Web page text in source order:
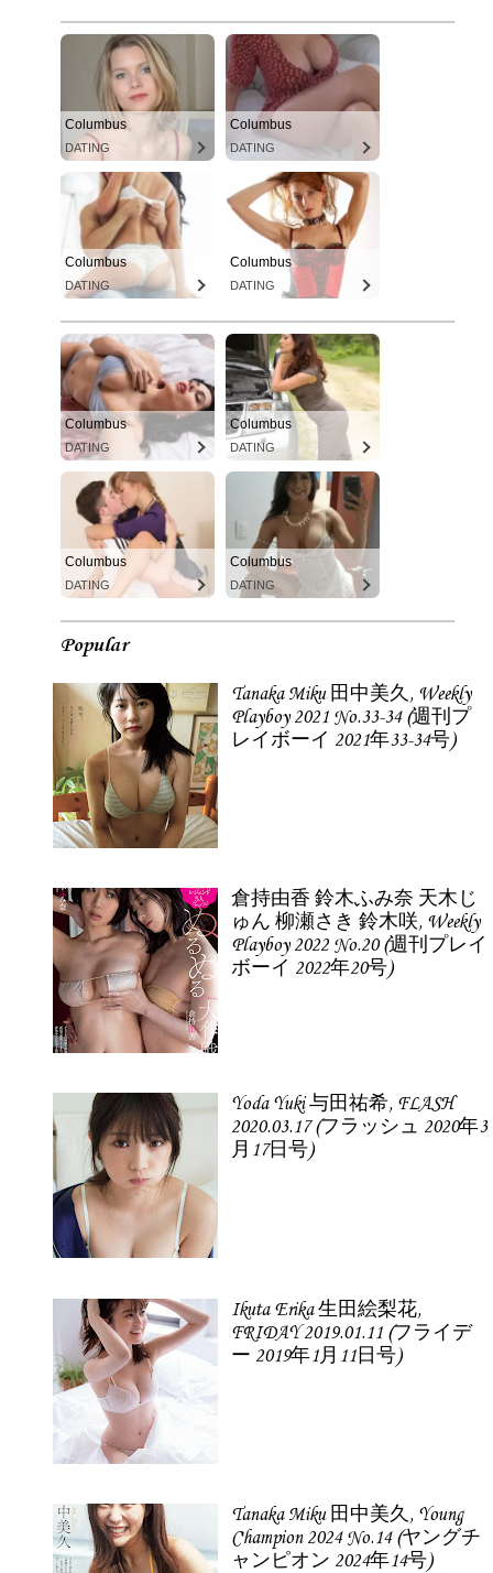
Columbus
DATING
Columbus
DATING
Columbus
DATING
Columbus
DATING
Columbus
DATING
Columbus
DATING
Columbus
DATING
Columbus
DATING
Popular
Tanaka Miku 田中美久, Weekly
Playboy 2021 No.33-34 (週刊プ
レイボーイ 2021年33-34号)
倉持由香 鈴木ふみ奈 天木じ
ゅん 柳瀬さき 鈴木咲, Weekly
Playboy 2022 No.20 (週刊プレイ
ボーイ 2022年20号)
Yoda Yuki 与田祐希, FLASH
2020.03.17 (フラッシュ 2020年3
月17日号)
Ikuta Erika 生田絵梨花,
FRIDAY 2019.01.11 (フライデ
ー 2019年1月11日号)
Tanaka Miku 田中美久, Young
Champion 2024 No.14 (ヤングチ
ャンピオン 2024年14号)